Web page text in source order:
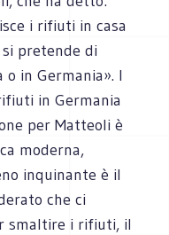
i rifiuti in casa
pretende di
in Germania». I
in Germania
per Matteoli è
moderna,
inquinante è il
che ci
smaltire i rifiuti, il